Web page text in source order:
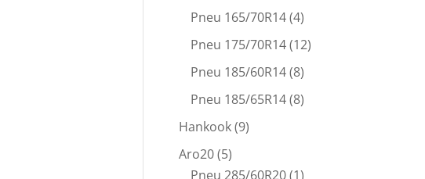
Pneu 165/70R14(4)
Pneu 175/70R14(12)
Pneu 185/60R14(8)
Pneu 185/65R14(8)
Hankook(9)
Aro20(5)
Pneu 285/60R20(1)